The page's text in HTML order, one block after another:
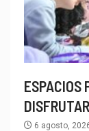
ESPACIOS
DISFRUTAR
6 agosto,